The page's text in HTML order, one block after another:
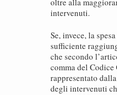
intervenuti.
Se, invece, la
sufficiente
che secondo
comma del
rappresentato
degli intervenuti